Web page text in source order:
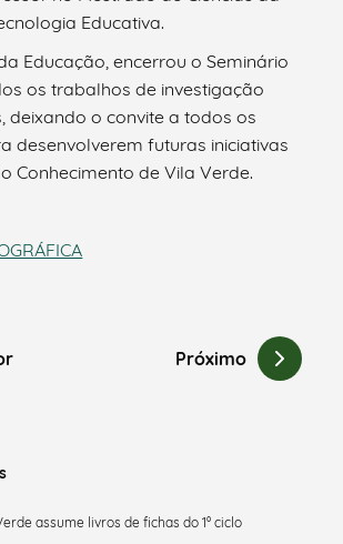
Educativa.
Educação, encerrou o Seminário
os trabalhos de investigação
deixando o convite a todos os
desenvolverem futuras iniciativas
Conhecimento de Vila Verde.
Próximo
assume livros de fichas do 1º ciclo